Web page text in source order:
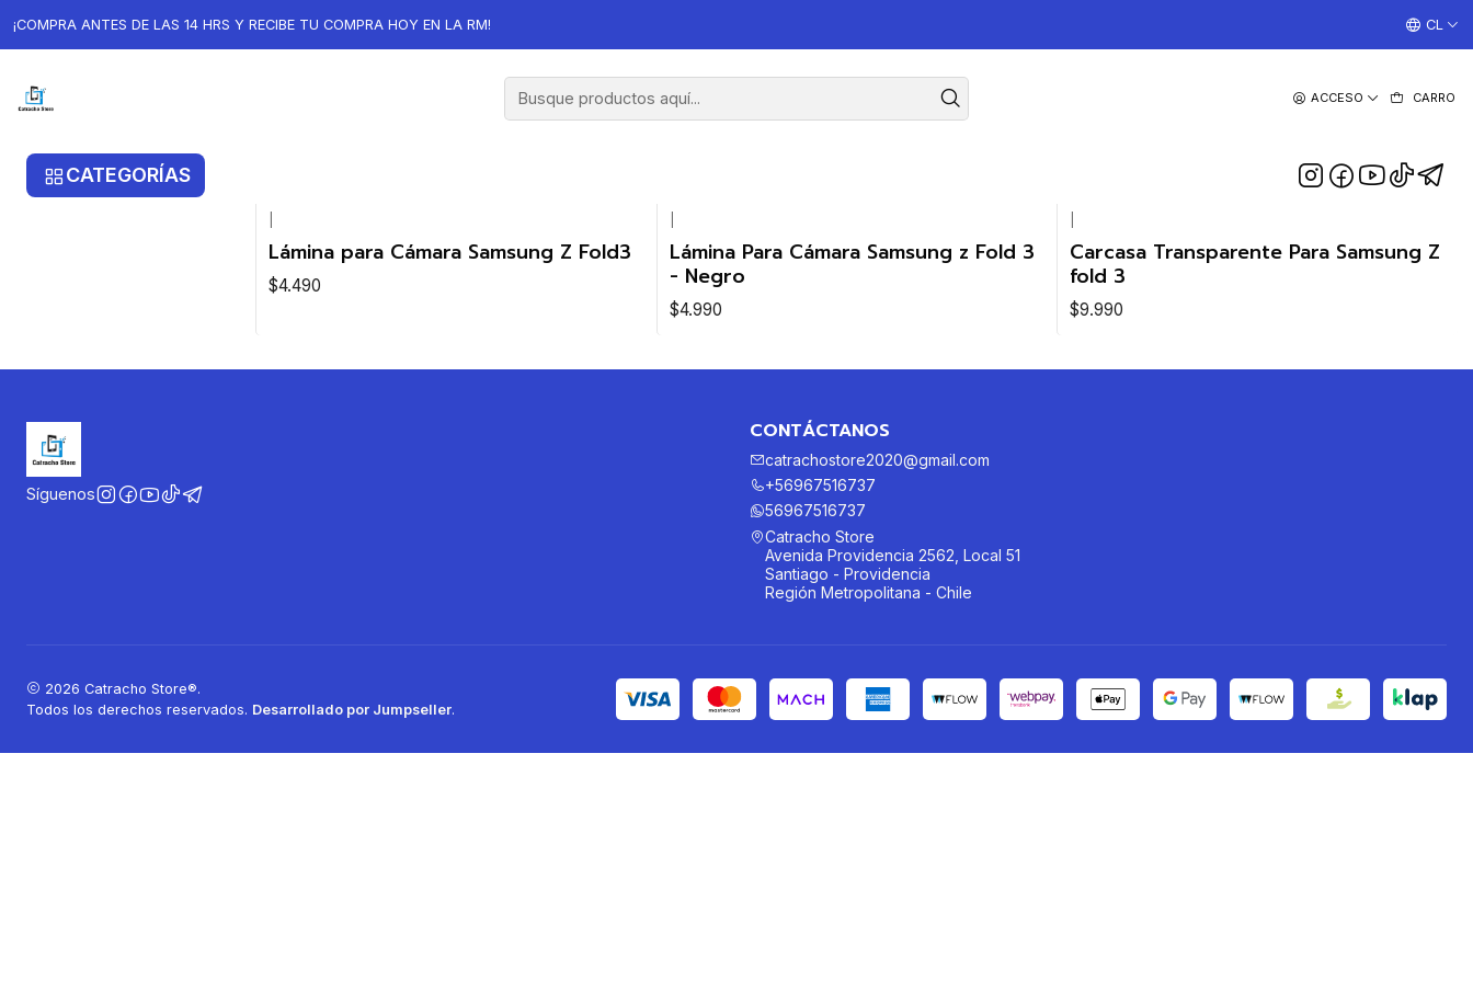
ACCESO CARRO
CATEGORÍAS
¡COMPRA ANTES DE LAS 14 HRS Y RECIBE TU COMPRA HOY EN LA RM! ¡TRABAJAMOS TODOS LOS DIAS CON ENVIOS A TODO
CL
Inicio Samsung Samsung Z Fold 3
Samsung Z Fold 3
Lámina para Cámara Samsung Z Fold3
$4.490
Lámina Para Cámara Samsung z Fold 3
- Negro
$4.990
Carcasa Transparente Para Samsung Z
fold 3
$9.990
Síguenos
CONTÁCTANOS
catrachostore2020@gmail.com
+56967516737
56967516737
Catracho Store
Avenida Providencia 2562, Local 51
Santiago - Providencia
Región Metropolitana - Chile
2026 Catracho Store®.
Todos los derechos reservados. Desarrollado por Jumpseller.